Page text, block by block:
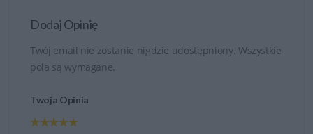
Dodaj Opinię
Twój email nie zostanie nigdzie udostępniony. Wszystkie
pola są wymagane.
Twoja Opinia